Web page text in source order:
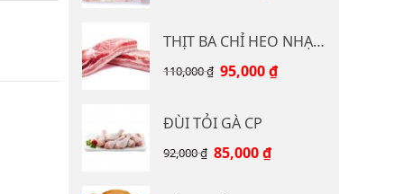
60,000 ₫.là:
55,000 ₫.
THỊT BA CHỈ HEO NHẠP KHẨU
110,000₫ Giá
110,000 ₫.
95,000₫Giá
ĐÙI TỎI GÀ CP
92,000₫ Giá
85,000₫Giá